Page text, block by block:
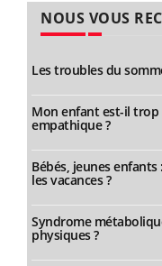
NOUS VOUS
Les troubles du
Mon enfant est-il
empathique ?
Bébés, jeunes
les vacances ?
Syndrome
physiques ?